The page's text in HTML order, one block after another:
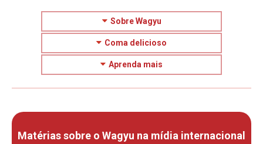
Sobre Wagyu
Coma delicioso
Aprenda mais
Matérias sobre o Wagyu na mídia internacional